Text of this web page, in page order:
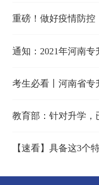
重磅！做好疫情防控
通知：2021年河南
考生必看丨河南省专
教育部：针对升学，
【速看】具备这3个